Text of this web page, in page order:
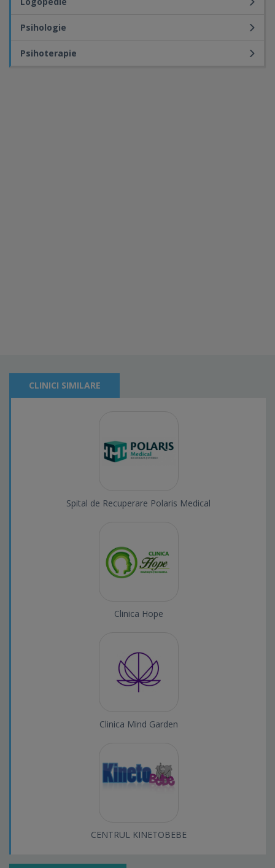
Psihologie
Psihoterapie
CLINICI SIMILARE
Spital de Recuperare Polaris Medical
Clinica Hope
Clinica Mind Garden
CENTRUL KINETOBEBE